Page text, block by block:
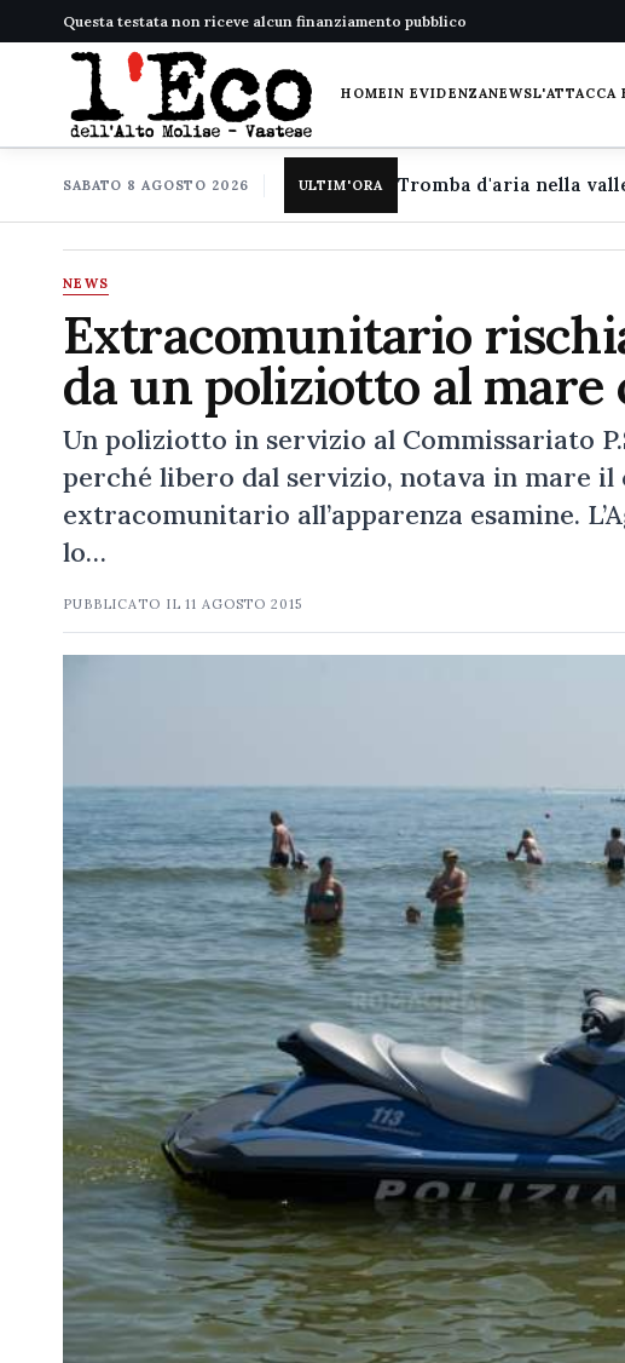
Questa testata non riceve alcun finanziamento pubblico
HOMEIN EVIDENZANEWSL'ATTACCA
SABATO 8 AGOSTO 2026 ULTIM'ORA
NEWS
Extracomunitario
da un poliziotto al mare
Un poliziotto in servizio al Commissariato
perché libero dal servizio, notava in mare
extracomunitario all’apparenza esamine.
lo…
PUBBLICATO IL11 AGOSTO 2015